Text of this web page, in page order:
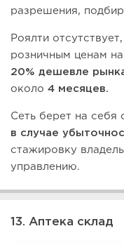
разрешения,
Роялти
розничным ценам
20% дешевле
около 4 месяцев.
Сеть берет на себя
в случае
стажировку
управлению.
13. Аптека склад